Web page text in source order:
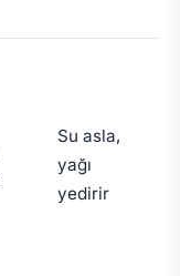
Su asla,
yağı
yedirir